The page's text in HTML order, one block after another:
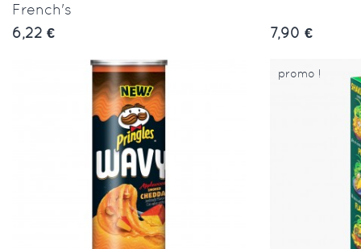
French's
6,22 €
7,90 €
promo !